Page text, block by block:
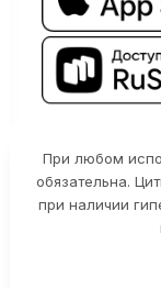
При любом
обязательна.
при наличии